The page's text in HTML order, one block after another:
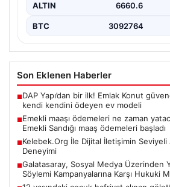
ALTIN 6660.6
BTC 3092764
Son Eklenen Haberler
■DAP Yapı’dan bir ilk! Emlak Konut
kendi kendini ödeyen ev modeli
■Emekli maaşı ödemeleri ne zaman
Emekli Sandığı maaş ödemeleri başladı
■Kelebek.Org İle Dijital İletişimin
Deneyimi
■Galatasaray, Sosyal Medya Üzerinden
Söylemi Kampanyalarına Karşı Hukuki